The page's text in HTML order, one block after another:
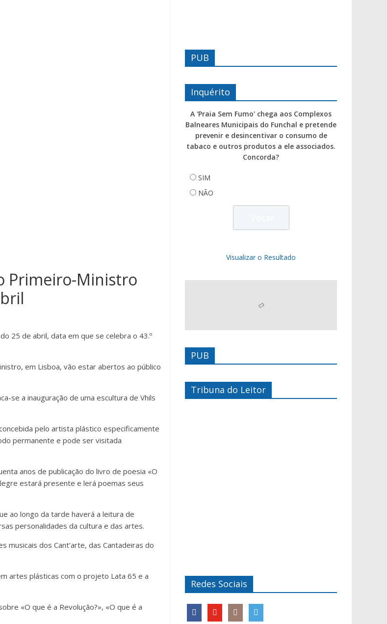
Primeiro-Ministro
25 de abril, data em que se celebra o 43.º
em Lisboa, vão estar abertos ao público
se a inauguração de uma escultura de Vhils
pelo artista plástico especificamente
permanente e pode ser visitada
anos de publicação do livro de poesia «O
estará presente e lerá poemas seus
ao longo da tarde haverá a leitura de
personalidades da cultura e das artes.
dos Cant’arte, das Cantadeiras do
artes plásticas com o projeto Lata 65 e a
«O que é a Revolução?», «O que é a
PUB
Inquérito
A 'Praia Sem Fumo' chega aos Complexos
Balneares Municipais do Funchal e pretende
prevenir e desincentivar o consumo de
tabaco e outros produtos a ele associados.
Concorda?
SIM
NÃO
Visualizar o Resultado
PUB
Tribuna do Leitor
Redes Sociais